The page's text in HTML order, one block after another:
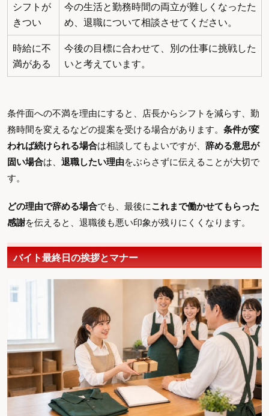
シフトが
きつい
今の生活と勤務時間の両立が難しくなったた
め、退職について相談させてください。
時給に不
満がある
今後の目標に合わせて、別の仕事に挑戦した
いと考えています。
条件面への不満を理由にすると、店長からシフトを減らす、勤
務時間を変えるなどの提案を受ける場合があります。 条件が変
われば続けられる場合は相談してもよいですが、 辞める意思が
固い場合は、 退職したい理由をぶらさずに伝えることが大切で
す。
どの理由で辞める場合でも、最後にこれまで働かせてもらった
感謝を伝えると、退職後も悪い印象が残りにくくなります。
バイト最終日の挨拶とマナー